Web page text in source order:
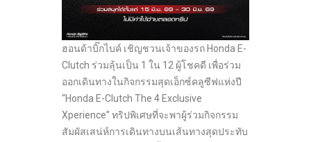
ฮอนด้าบิ๊กไบค์ เชิญชวนเจ้าของรถ Honda E-
Clutch ร่วมลุ้นเป็น 1 ใน 12 ผู้โชคดี เพื่อร่วม
ออกเดินทางในกิจกรรมสุดเอ็กซ์คลูซีฟแห่งปี
“Honda E-Clutch The 4 Exclusive
Xperience” ทริปพิเศษที่จะพาผู้ร่วมกิจกรรม
สัมผัสเสน่ห์การเดินทางบนเส้นทางสุดประทับ